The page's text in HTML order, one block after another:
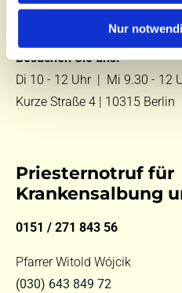
Nur
kontakt@st-
Besuchen Sie uns:
Di 10 - 12 Uhr | Mi 9.30 - 12
Kurze Straße 4 | 10315 Berlin
Priesternotruf für
Krankensalbung
0151 / 271 843 56
Pfarrer Witold Wójcik
(030) 643 849 72